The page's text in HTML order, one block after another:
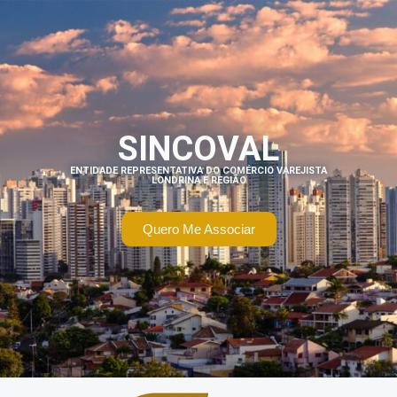
SINCOVAL
ENTIDADE REPRESENTATIVA DO COMÉRCIO VAREJISTA
LONDRINA E REGIÃO
Quero Me Associar